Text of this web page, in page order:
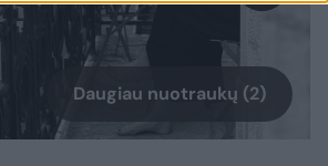
Daugiau nuotraukų (2)